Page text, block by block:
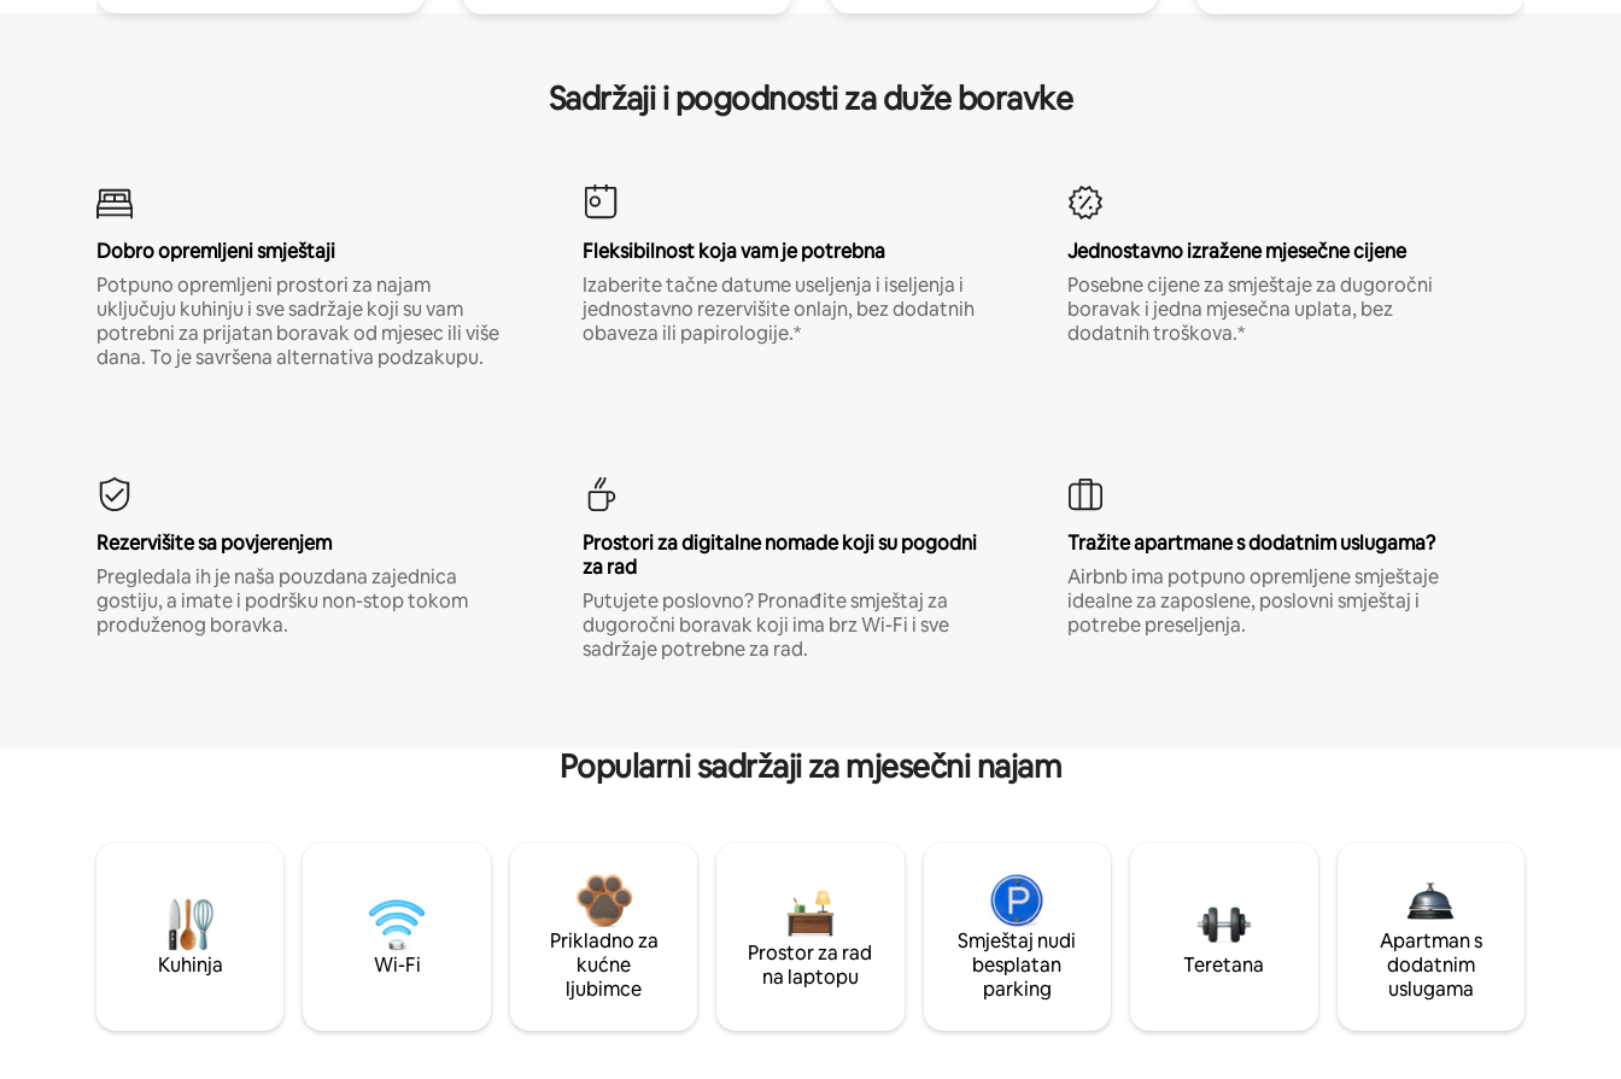
Sadržaji i pogodnosti za duže boravke
Dobro opremljeni smještaji
Potpuno opremljeni prostori za najam
uključuju kuhinju i sve sadržaje koji su vam
potrebni za prijatan boravak od mjesec ili više
dana. To je savršena alternativa podzakupu.
Fleksibilnost koja vam je potrebna
Izaberite tačne datume useljenja i iseljenja i
jednostavno rezervišite onlajn, bez dodatnih
obaveza ili papirologije.*
Jednostavno izražene mjesečne cijene
Posebne cijene za smještaje za dugoročni
boravak i jedna mjesečna uplata, bez
dodatnih troškova.*
Rezervišite sa povjerenjem
Pregledala ih je naša pouzdana zajednica
gostiju, a imate i podršku non-stop tokom
produženog boravka.
Prostori za digitalne nomade koji su pogodni
za rad
Putujete poslovno? Pronađite smještaj za
dugoročni boravak koji ima brz Wi-Fi i sve
sadržaje potrebne za rad.
Tražite apartmane s dodatnim uslugama?
Airbnb ima potpuno opremljene smještaje
idealne za zaposlene, poslovni smještaj i
potrebe preseljenja.
Popularni sadržaji za mjesečni najam
Kuhinja Wi-Fi
Prikladno za
kućne
ljubimce
Prostor za rad
na laptopu
Smještaj nudi
besplatan
parking
Teretana
Apartman s
dodatnim
uslugama